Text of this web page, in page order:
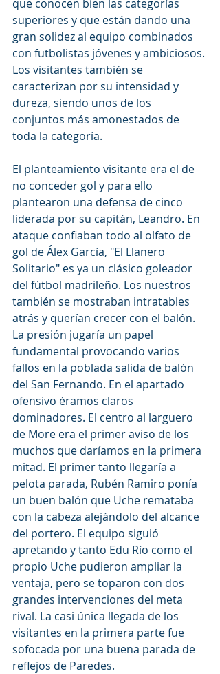
que conocen bien las categorías
superiores y que están dando una
gran solidez al equipo combinados
con futbolistas jóvenes y ambiciosos.
Los visitantes también se
caracterizan por su intensidad y
dureza, siendo unos de los
conjuntos más amonestados de
toda la categoría.
El planteamiento visitante era el de
no conceder gol y para ello
plantearon una defensa de cinco
liderada por su capitán, Leandro. En
ataque confiaban todo al olfato de
gol de Álex García, "El Llanero
Solitario" es ya un clásico goleador
del fútbol madrileño. Los nuestros
también se mostraban intratables
atrás y querían crecer con el balón.
La presión jugaría un papel
fundamental provocando varios
fallos en la poblada salida de balón
del San Fernando. En el apartado
ofensivo éramos claros
dominadores. El centro al larguero
de More era el primer aviso de los
muchos que daríamos en la primera
mitad. El primer tanto llegaría a
pelota parada, Rubén Ramiro ponía
un buen balón que Uche remataba
con la cabeza alejándolo del alcance
del portero. El equipo siguió
apretando y tanto Edu Río como el
propio Uche pudieron ampliar la
ventaja, pero se toparon con dos
grandes intervenciones del meta
rival. La casi única llegada de los
visitantes en la primera parte fue
sofocada por una buena parada de
reflejos de Paredes.